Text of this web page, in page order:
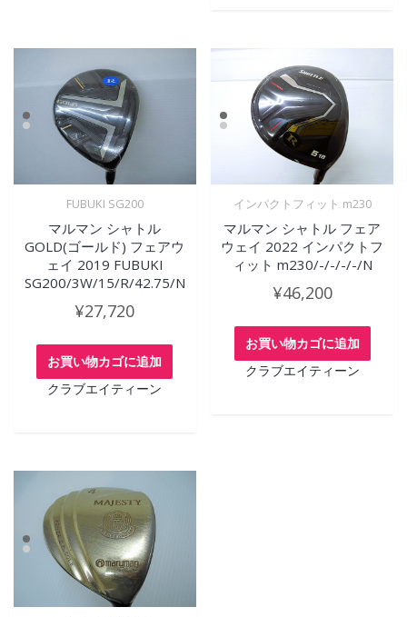
FUBUKI SG200
マルマン シャトル
GOLD(ゴールド) フェアウ
ェイ 2019 FUBUKI
SG200/3W/15/R/42.75/N
¥27,720
お買い物カゴに追加
クラブエイティーン
インパクトフィット m230
マルマン シャトル フェア
ウェイ 2022 インパクトフ
ィット m230/-/-/-/-/N
¥46,200
お買い物カゴに追加
クラブエイティーン